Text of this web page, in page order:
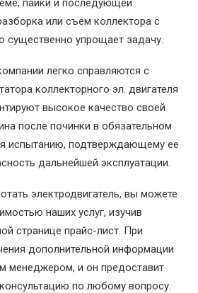
пайки и последующей
или съем коллектора с
существенно упрощает задачу.
легко справляются с
коллекторного эл. двигателя
высокое качество своей
после починки в обязательном
испытанию, подтверждающему ее
дальнейшей эксплуатации.
электродвигатель, вы можете
наших услуг, изучив
странице прайс-лист. При
дополнительной информации
менеджером, и он предоставит
по любому вопросу.